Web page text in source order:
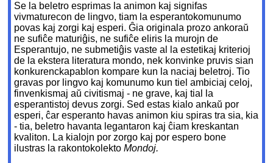
Se la beletro esprimas la animon kaj signifas
vivmaturecon de lingvo, tiam la esperantokomunumo
povas kaj zorgi kaj esperi. Ĝia originala prozo ankoraŭ
ne sufiĉe maturiĝis, ne sufiĉe eliris la murojn de
Esperantujo, ne submetiĝis vaste al la estetikaj kriterioj
de la ekstera literatura mondo, nek konvinke pruvis sian
konkurenckapablon kompare kun la naciaj beletroj. Tio
gravas por lingvo kaj komunumo kun tiel ambiciaj celoj,
finvenkismaj aŭ civitismaj - ne grave, kaj tial la
esperantistoj devus zorgi. Sed estas kialo ankaŭ por
esperi, ĉar esperanto havas animon kiu spiras tra sia, kia
- tia, beletro havanta legantaron kaj ĉiam kreskantan
kvaliton. La kialojn por zorgo kaj por espero bone
ilustras la rakontokolektoMondoj.